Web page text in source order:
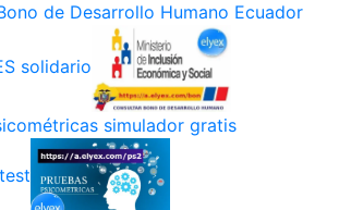
de Desarrollo Humano Ecuador
solidario
simulador gratis